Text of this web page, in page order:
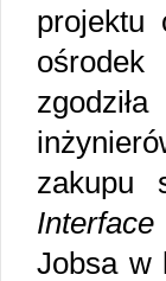
projektu
zakupu
Interface
Jobsa w